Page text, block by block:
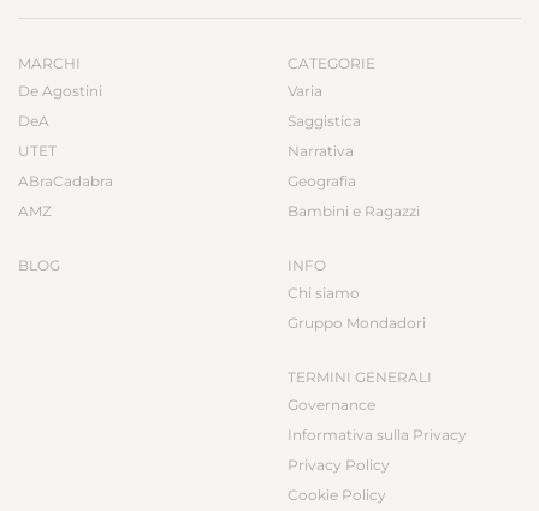
MARCHI
De Agostini
DeA
UTET
ABraCadabra
AMZ
BLOG
CATEGORIE
Varia
Saggistica
Narrativa
Geografia
Bambini e Ragazzi
INFO
Chi siamo
Gruppo Mondadori
TERMINI GENERALI
Governance
Informativa sulla Privacy
Privacy Policy
Cookie Policy